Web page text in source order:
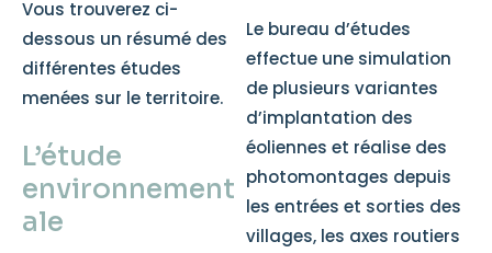
Vous trouverez ci-
dessous un résumé des
différentes études
menées sur le territoire.
L’étude
environnement
ale
Le bureau d’études
effectue une simulation
de plusieurs variantes
d’implantation des
éoliennes et réalise des
photomontages depuis
les entrées et sorties des
villages, les axes routiers